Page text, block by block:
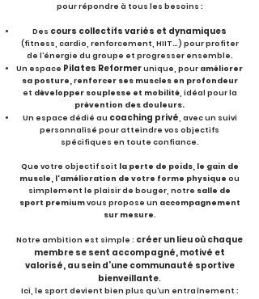
pour répondre à tous les besoins :
Des cours collectifs variés et dynamiques
(fitness, cardio, renforcement, HIIT…) pour profiter
de l’énergie du groupe et progresser ensemble.
Un espace Pilates Reformerunique, pour améliorer
sa posture, renforcer ses muscles en profondeur
et développer souplesse et mobilité, idéal pour la
prévention des douleurs.
Un espace dédié au coaching privé , avec un suivi
personnalisé pour atteindre vos objectifs
spécifiques en toute confiance.
Que votre objectif soit la perte de poids, le gain de
muscle, l’amélioration de votre forme physique ou
simplement le plaisir de bouger, notre salle de
sport premiumvous propose un accompagnement
sur mesure.
Notre ambition est simple : créer un lieu où chaque
membre se sent accompagné, motivé et
valorisé, au sein d’une communauté sportive
bienveillante.
Ici, le sport devient bien plus qu’un entraînement :